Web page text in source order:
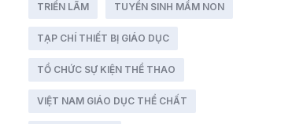
TRIỂN LÃM TUYỂN SINH MẦM NON
TẠP CHÍ THIẾT BỊ GIÁO DỤC
TỔ CHỨC SỰ KIỆN THỂ THAO
VIỆT NAM GIÁO DỤC THỂ CHẤT